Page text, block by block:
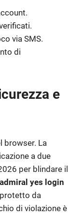
via SMS.
di
e
browser. La
a due
per blindare il
admiral yes login
da
di violazione è